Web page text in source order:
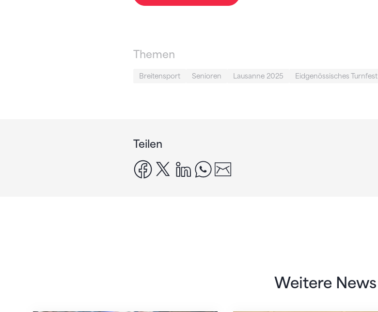
Themen
Breitensport Senioren Lausanne 2025 Eidgenössisches Turnfest
Teilen
facebook
x linkedinwhatsapp
Weitere News